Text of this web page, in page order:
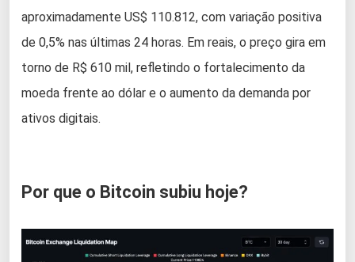
aproximadamente US$ 110.812, com variação positiva
de 0,5% nas últimas 24 horas. Em reais, o preço gira em
torno de R$ 610 mil, refletindo o fortalecimento da
moeda frente ao dólar e o aumento da demanda por
ativos digitais.
Por que o Bitcoin subiu hoje?